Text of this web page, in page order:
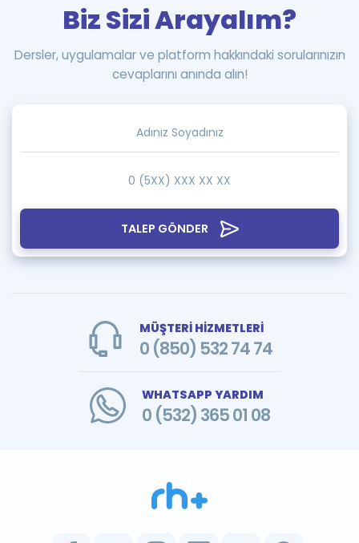
TALEP GÖNDER
Biz Sizi Arayalım?
Dersler, uygulamalar ve platform hakkındaki sorularınızın
cevaplarını anında alın!
MÜŞTERİ HİZMETLERİ
0 (850) 532 74 74
WHATSAPP YARDIM
0 (532) 365 01 08